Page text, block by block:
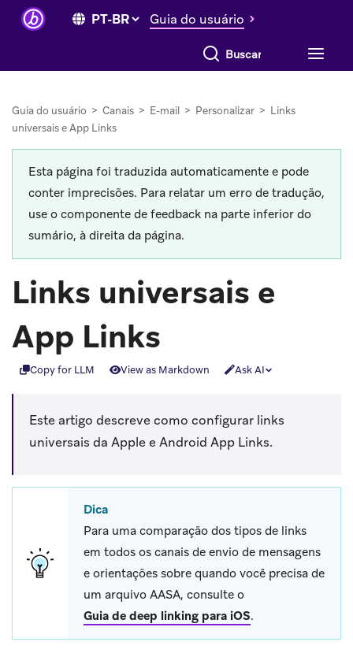
Guia do usuário
Buscar tudo
Guia do usuário > Canais > E-mail > Personalizar > Links
universais e App Links
Esta página foi traduzida automaticamente e pode
conter imprecisões. Para relatar um erro de tradução,
use o componente de feedback na parte inferior do
sumário, à direita da página.
Links universais e
App Links
Copy for LLM View as Markdown Ask AI
Este artigo descreve como configurar links
universais da Apple e Android App Links.
Dica
Para uma comparação dos tipos de links
em todos os canais de envio de mensagens
e orientações sobre quando você precisa de
um arquivo AASA, consulte o
Guia de deep linking para iOS.